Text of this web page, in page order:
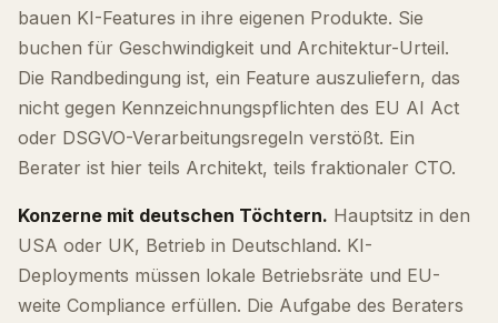
bauen KI-Features in ihre eigenen Produkte. Sie
buchen für Geschwindigkeit und Architektur-Urteil.
Die Randbedingung ist, ein Feature auszuliefern, das
nicht gegen Kennzeichnungspflichten des EU AI Act
oder DSGVO-Verarbeitungsregeln verstößt. Ein
Berater ist hier teils Architekt, teils fraktionaler CTO.
Konzerne mit deutschen Töchtern. Hauptsitz in den
USA oder UK, Betrieb in Deutschland. KI-
Deployments müssen lokale Betriebsräte und EU-
weite Compliance erfüllen. Die Aufgabe des Beraters